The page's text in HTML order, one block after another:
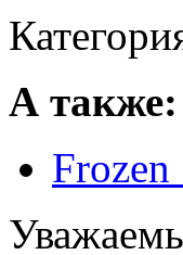
А также:
Frozen